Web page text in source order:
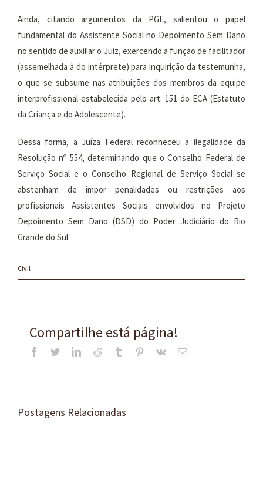
Ainda, citando argumentos da PGE, salientou o papel
fundamental do Assistente Social no Depoimento Sem Dano
no sentido de auxiliar o Juiz, exercendo a função de facilitador
(assemelhada à do intérprete) para inquirição da testemunha,
o que se subsume nas atribuições dos membros da equipe
interprofissional estabelecida pelo art. 151 do ECA (Estatuto
da Criança e do Adolescente).
Dessa forma, a Juíza Federal reconheceu a ilegalidade da
Resolução nº 554, determinando que o Conselho Federal de
Serviço Social e o Conselho Regional de Serviço Social se
abstenham de impor penalidades ou restrições aos
profissionais Assistentes Sociais envolvidos no Projeto
Depoimento Sem Dano (DSD) do Poder Judiciário do Rio
Grande do Sul.
Civil
Compartilhe está página!
Facebook
TwitterLinkedInReddit Tumblr Pinterest
Vk
E-
Postagens Relacionadas